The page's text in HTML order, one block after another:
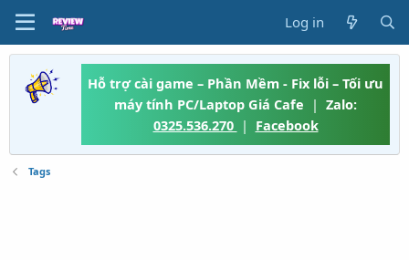
Log in
Hỗ trợ cài game – Phần Mềm - Fix lỗi – Tối ưu
máy tính PC/Laptop Giá Cafe | Zalo:
0325.536.270 | Facebook
Tags